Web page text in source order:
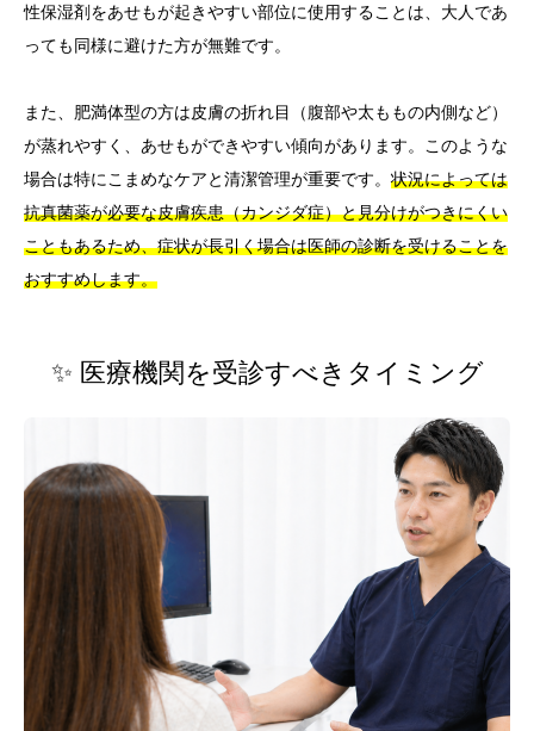
性保湿剤をあせもが起きやすい部位に使用することは、大人であ
っても同様に避けた方が無難です。
また、肥満体型の方は皮膚の折れ目（腹部や太ももの内側など）
が蒸れやすく、あせもができやすい傾向があります。このような
場合は特にこまめなケアと清潔管理が重要です。 状況によっては
抗真菌薬が必要な皮膚疾患（カンジダ症）と見分けがつきにくい
こともあるため、症状が長引く場合は医師の診断を受けることを
おすすめします。
✨ 医療機関を受診すべきタイミング